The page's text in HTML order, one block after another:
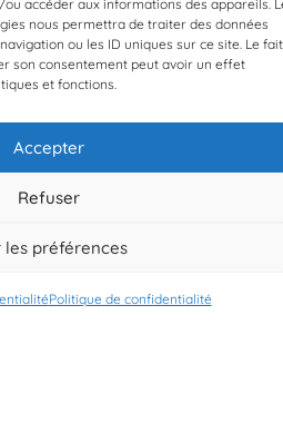
accéder aux informations des appareils.
nous permettra de traiter des données
ou les ID uniques sur ce site. Le fait
son consentement peut avoir un effet
et fonctions.
Accepter
Refuser
les préférences
Politique de confidentialité
EST UN PROGRAMME DE
À LA NEWSLETTER
MER